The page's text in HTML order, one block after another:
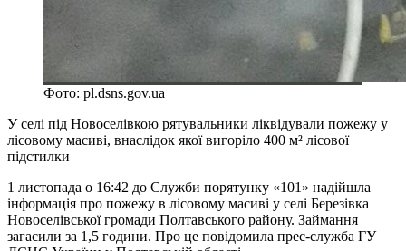
Фото: pl.dsns.gov.ua
У селі під Новоселівкою рятувальники ліквідували пожежу у
лісовому масиві, внаслідок якої вигоріло 400 м² лісової
підстилки
1 листопада о 16:42 до Служби порятунку «101» надійшла
інформація про пожежу в лісовому масиві у селі Березівка
Новоселівської громади Полтавського району. Займання
загасили за 1,5 години. Про це повідомила прес-служба ГУ